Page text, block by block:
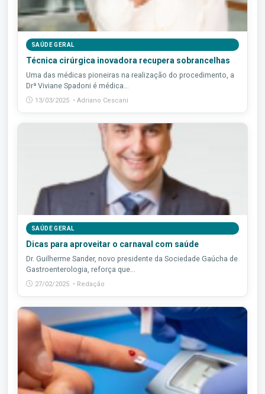
SAÚDE GERAL
Técnica cirúrgica inovadora recupera sobrancelhas
Uma das médicas pioneiras na realização do procedimento, a
Drª Viviane Spadoni é médica...
13/03/2025 • Adriano Cescani
SAÚDE GERAL
Dicas para aproveitar o carnaval com saúde
Dr. Guilherme Sander, novo presidente da Sociedade Gaúcha de
Gastroenterologia, reforça que...
27/02/2025 • Redação